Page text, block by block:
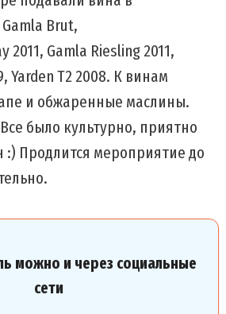
Brut,
2011, Gamla Riesling 2011,
Yarden T2 2008. К винам
и обжаренные маслины.
было культурно, приятно
:) Продлится мероприятие до
можно и через социальные
сети